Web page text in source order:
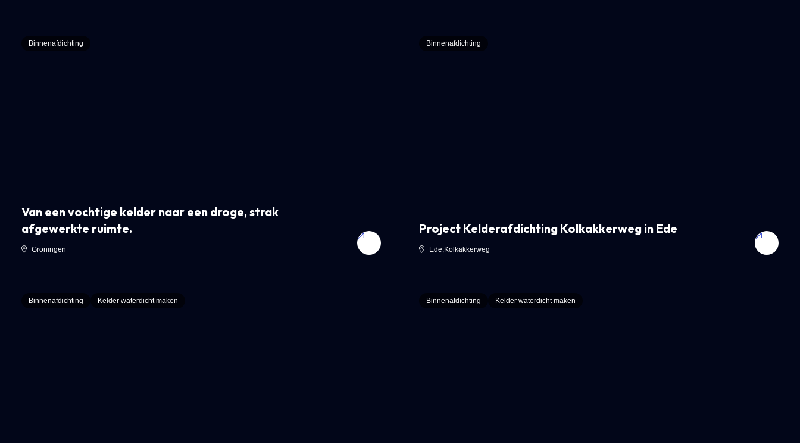
Binnenafdichting
Van een vochtige kelder naar een droge, strak
afgewerkte ruimte.
Groningen
Binnenafdichting
Project Kelderafdichting Kolkakkerweg in Ede
Ede,Kolkakkerweg
Binnenafdichting Kelder waterdicht maken Binnenafdichting Kelder waterdicht maken